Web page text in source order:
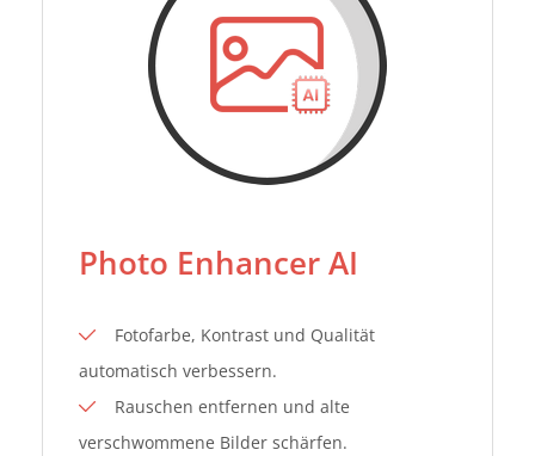
Photo Enhancer AI
Fotofarbe, Kontrast und Qualität
automatisch verbessern.
Rauschen entfernen und alte
verschwommene Bilder schärfen.